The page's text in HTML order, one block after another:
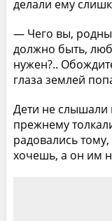
делали ему
— Чего вы,
должно быть,
нужен?..
глаза землей
Дети не слышали
прежнему
радовались
хочешь, а он им